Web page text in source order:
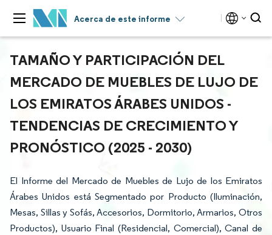
Acerca de este informe
TAMAÑO Y PARTICIPACIÓN DEL
MERCADO DE MUEBLES DE LUJO DE
LOS EMIRATOS ÁRABES UNIDOS -
TENDENCIAS DE CRECIMIENTO Y
PRONÓSTICO (2025 - 2030)
El Informe del Mercado de Muebles de Lujo de los Emiratos
Árabes Unidos está Segmentado por Producto (Iluminación,
Mesas, Sillas y Sofás, Accesorios, Dormitorio, Armarios, Otros
Productos), Usuario Final (Residencial, Comercial), Canal de